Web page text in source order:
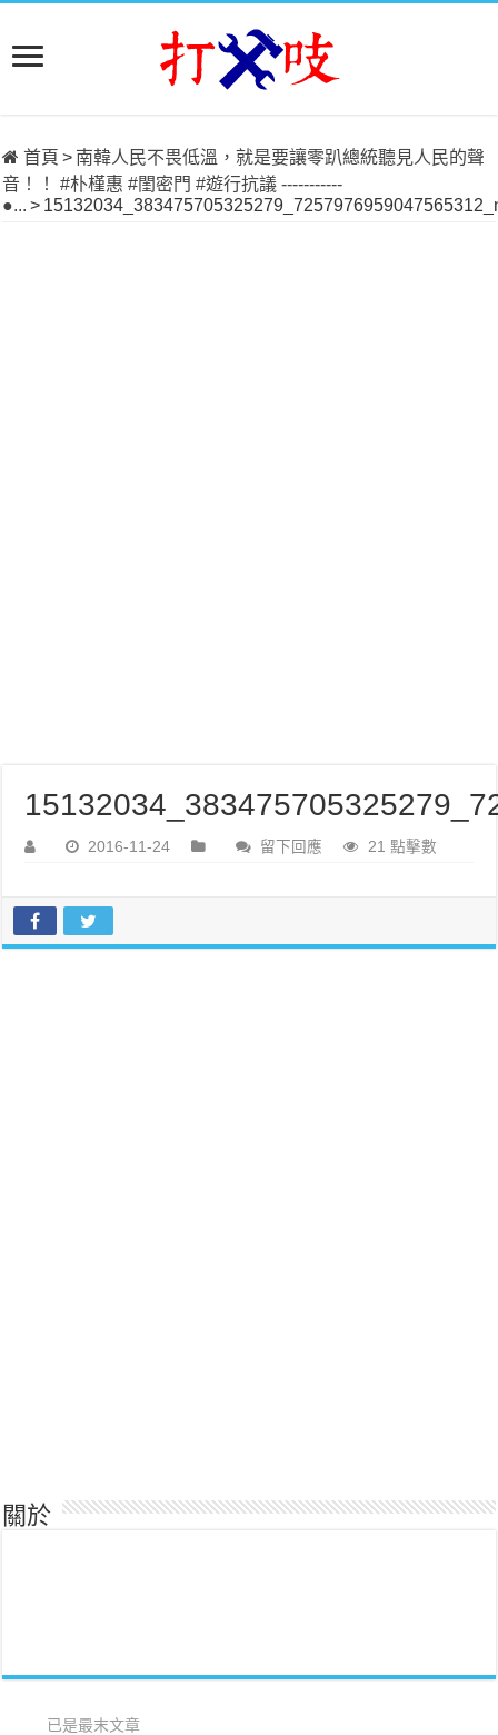
首頁 > 南韓人民不畏低溫，就是要讓零趴總統聽見人民的聲
音！！ #朴槿惠 #閨密門 #遊行抗議 -----------
●... >
2016-11-24 留下回應 21 點擊數
關於
已是最末文章